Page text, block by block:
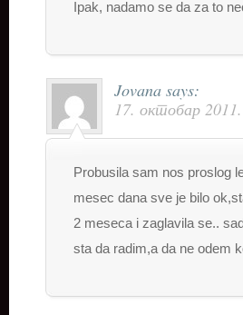
Ipak, nadamo se da za to
Jovana says:
17. октобар
Probusila sam nos proslog
mesec dana sve je bilo
2 meseca i zaglavila se..
sta da radim,a da ne odem